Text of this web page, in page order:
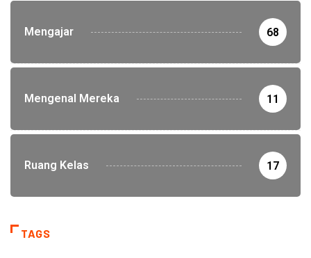
Mengajar 68
Mengenal Mereka 11
Ruang Kelas 17
TAGS